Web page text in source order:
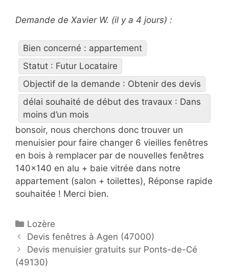
Demande de Xavier W. (il y a 4 jours) :
Bien concerné : appartement
Statut : Futur Locataire
Objectif de la demande : Obtenir des devis
délai souhaité de début des travaux : Dans
moins d’un mois
bonsoir, nous cherchons donc trouver un
menuisier pour faire changer 6 vieilles fenêtres
en bois à remplacer par de nouvelles fenêtres
140×140 en alu + baie vitrée dans notre
appartement (salon + toilettes), Réponse rapide
souhaitée ! Merci bien.
C
a
t
é
Lozère
P
o
s
Devis fenêtres à Agen (47000)
Devis menuisier gratuits sur Ponts-de-Cé
(49130)